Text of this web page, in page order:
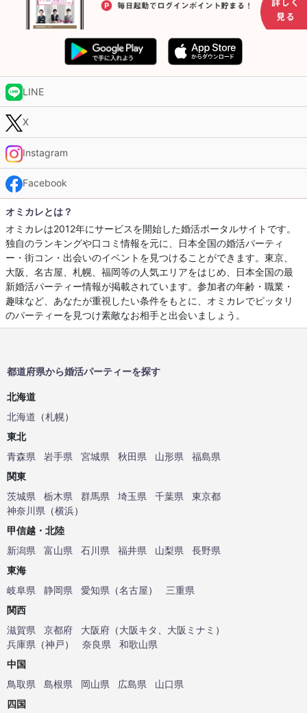
LINE
X
Instagram
Facebook
オミカレとは？
オミカレは2012年にサービスを開始した婚活ポータルサイトです。
独自のランキングや口コミ情報を元に、日本全国の婚活パーティ
ー・街コン・出会いのイベントを見つけることができます。東京、
大阪、名古屋、札幌、福岡等の人気エリアをはじめ、日本全国の最
新婚活パーティー情報が掲載されています。参加者の年齢・職業・
趣味など、あなたが重視したい条件をもとに、オミカレでピッタリ
のパーティーを見つけ素敵なお相手と出会いましょう。
都道府県から婚活パーティーを探す
北海道
北海道 （札幌）
東北
青森県
岩手県 宮城県 秋田県 山形県
福島県
関東
茨城県
栃木県 群馬県 埼玉県 千葉県
東京都
神奈川県 （横浜）
甲信越・北陸
新潟県
富山県 石川県 福井県 山梨県
長野県
東海
岐阜県
静岡県 愛知県 （名古屋）
三重県
関西
滋賀県
京都府 大阪府 （大阪キタ 大阪ミナミ ）
兵庫県 （神戸） 奈良県
和歌山県
中国
鳥取県
島根県 岡山県 広島県
山口県
四国